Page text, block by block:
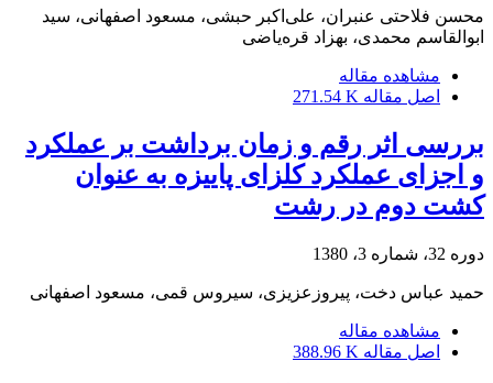
محسن فلاحتی عنبران، علی‌اکبر حبشی، مسعود اصفهانی، سید
ابوالقاسم محمدی، بهزاد قره‌یاضی
مشاهده مقاله
اصل مقاله 271.54 K
بررسی اثر رقم و زمان برداشت بر عملکرد
و اجزای عملکرد کلزای پاییزه به عنوان
کشت دوم در رشت
دوره 32، شماره 3، 1380
حمید عباس دخت، پیروزعزیزی، سیروس قمی، مسعود اصفهانی
مشاهده مقاله
اصل مقاله 388.96 K